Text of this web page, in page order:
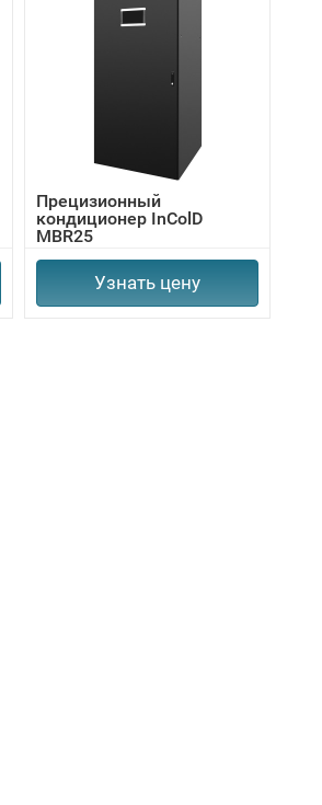
Прецизионный
кондиционер InColD
MBR25
Узнать цену